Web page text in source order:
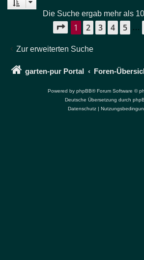
Die Suche ergab mehr als
Seite 1von 50
1 2 3 4 5 …
Zur erweiterten Suche
garten-pur Portal Foren-
Powered by phpBB® Forum Software ©
Deutsche Übersetzung durch
Datenschutz|